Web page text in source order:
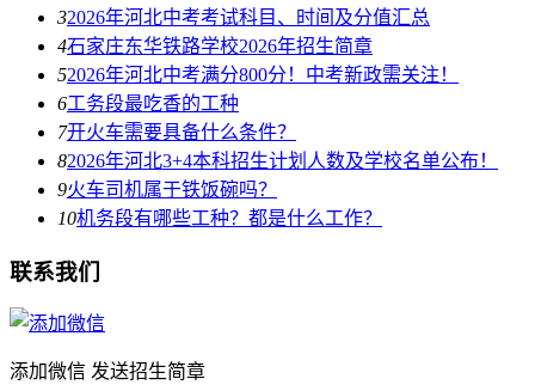
32026年河北中考考试科目、时间及分值汇总
4石家庄东华铁路学校2026年招生简章
52026年河北中考满分800分！中考新政需关注！
6工务段最吃香的工种
7开火车需要具备什么条件？
82026年河北3+4本科招生计划人数及学校名单公布！
9火车司机属于铁饭碗吗？
10机务段有哪些工种？都是什么工作？
联系我们
添加微信 发送招生简章